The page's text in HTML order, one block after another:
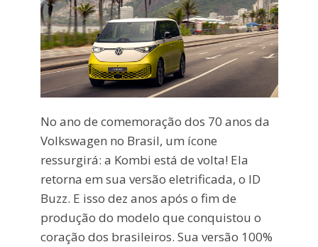
No ano de comemoração dos 70 anos da
Volkswagen no Brasil, um ícone
ressurgirá: a Kombi está de volta! Ela
retorna em sua versão eletrificada, o ID
Buzz. E isso dez anos após o fim de
produção do modelo que conquistou o
coração dos brasileiros. Sua versão 100%